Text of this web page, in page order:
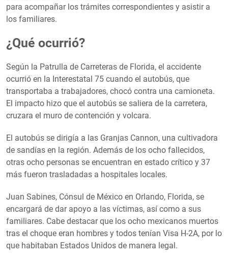
para acompañar los trámites correspondientes y asistir a
los familiares.
¿Qué ocurrió?
Según la Patrulla de Carreteras de Florida, el accidente
ocurrió en la Interestatal 75 cuando el autobús, que
transportaba a trabajadores, chocó contra una camioneta.
El impacto hizo que el autobús se saliera de la carretera,
cruzara el muro de contención y volcara.
El autobús se dirigía a las Granjas Cannon, una cultivadora
de sandías en la región. Además de los ocho fallecidos,
otras ocho personas se encuentran en estado crítico y 37
más fueron trasladadas a hospitales locales.
Juan Sabines, Cónsul de México en Orlando, Florida, se
encargará de dar apoyo a las víctimas, así como a sus
familiares. Cabe destacar que los ocho mexicanos muertos
tras el choque eran hombres y todos tenían Visa H-2A, por lo
que habitaban Estados Unidos de manera legal.